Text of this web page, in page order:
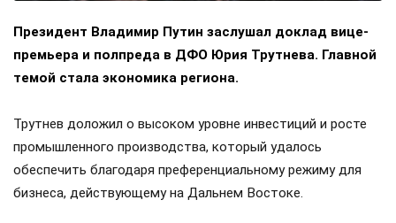
Президент Владимир Путин заслушал доклад вице-
премьера и полпреда в ДФО Юрия Трутнева. Главной
темой стала экономика региона.
Трутнев доложил о высоком уровне инвестиций и росте
промышленного производства, который удалось
обеспечить благодаря преференциальному режиму для
бизнеса, действующему на Дальнем Востоке.